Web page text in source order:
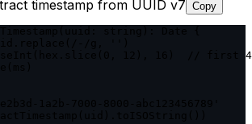
timestamp from UUID v7 Copy
12), 16)  // first